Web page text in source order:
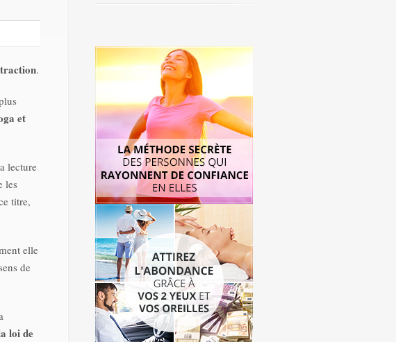
.
et
lecture
les
titre,
elle
de
loi de